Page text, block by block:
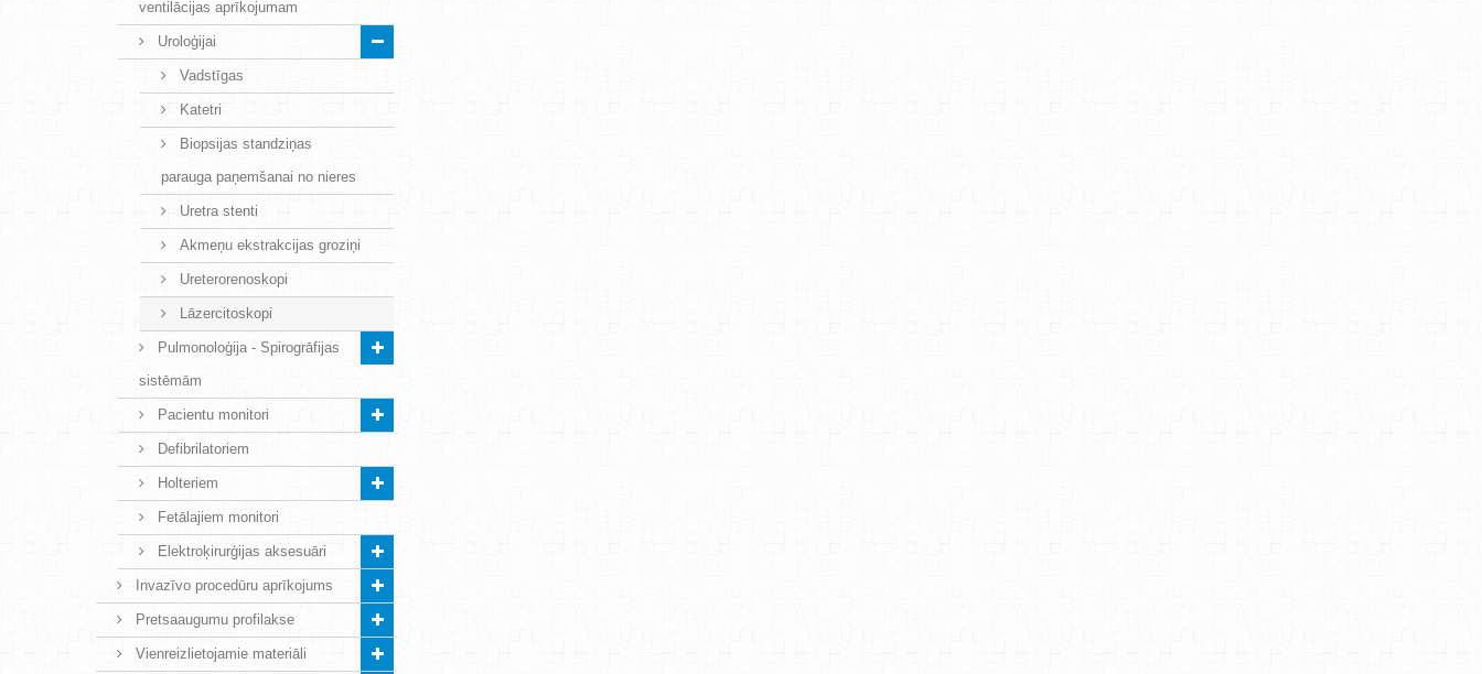
ventilācijas aprīkojumam
Uroloģijai
Vadstīgas
Katetri
Biopsijas standziņas
parauga paņemšanai no nieres
Uretra stenti
Akmeņu ekstrakcijas groziņi
Ureterorenoskopi
Lāzercitoskopi
Pulmonoloģija - Spirogrāfijas
sistēmām
Pacientu monitori
Defibrilatoriem
Holteriem
Fetālajiem monitori
Elektroķirurģijas aksesuāri
Invazīvo procedūru aprīkojums
Pretsaaugumu profilakse
Vienreizlietojamie materiāli